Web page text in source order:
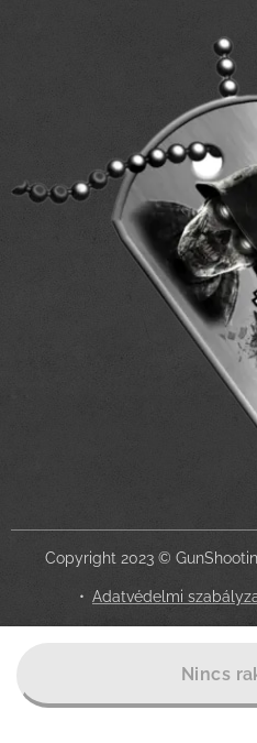
Nincs
Copyright 2023 ©
Adatvédelmi
Értesítés adatgyűjtéskor